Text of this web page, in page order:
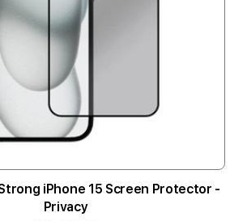
iPhone 15 Screen Protector -
Privacy